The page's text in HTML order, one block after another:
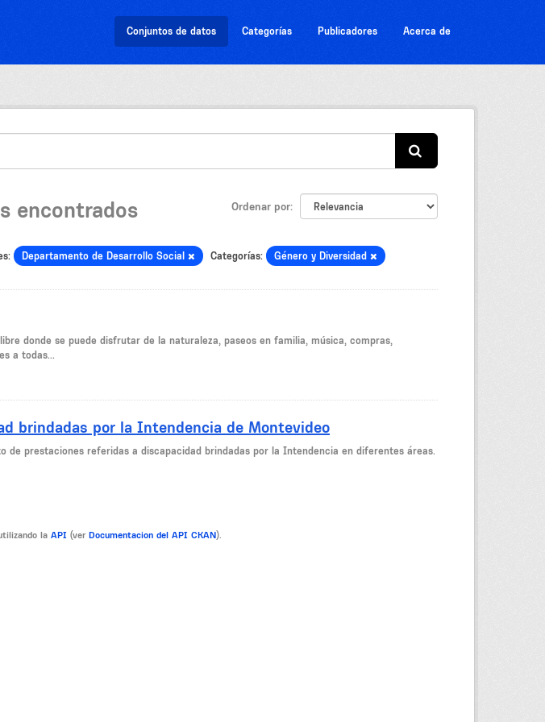
Conjuntos de datos Categorías Publicadores Acerca de
Ordenar por
encontrados
Departamento de Desarrollo Social Categorías: Género y Diversidad
donde se puede disfrutar de la naturaleza, paseos en familia, música, compras,
a todas...
brindadas por la Intendencia de Montevideo
de prestaciones referidas a discapacidad brindadas por la Intendencia en diferentes áreas.
la API (ver Documentacion del API CKAN).